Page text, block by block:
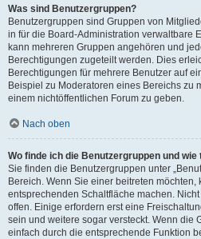
Was sind Benutzergruppen?
Benutzergruppen sind Gruppen von
in für die Board-Administration verwaltbare
kann mehreren Gruppen angehören und
Berechtigungen zugeteilt werden. Dies
Berechtigungen für mehrere Benutzer auf
Beispiel zu Moderatoren eines Bereichs zu
einem nichtöffentlichen Forum zu geben.
Nach oben
Wo finde ich die Benutzergruppen und
Sie finden die Benutzergruppen unter
Bereich. Wenn Sie einer beitreten möchten,
entsprechenden Schaltfläche machen.
offen. Einige erfordern erst eine
sein und weitere sogar versteckt. Wenn die
einfach durch die entsprechende Funktion